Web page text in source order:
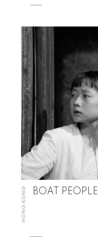
HONG KONG BOAT PEOPLE